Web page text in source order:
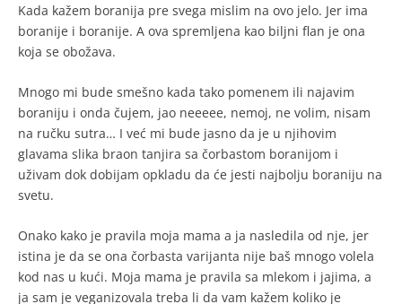
Kada kažem boranija pre svega mislim na ovo jelo. Jer ima
boranije i boranije. A ova spremljena kao biljni flan je ona
koja se obožava.
Mnogo mi bude smešno kada tako pomenem ili najavim
boraniju i onda čujem, jao neeeee, nemoj, ne volim, nisam
na ručku sutra… I već mi bude jasno da je u njihovim
glavama slika braon tanjira sa čorbastom boranijom i
uživam dok dobijam opkladu da će jesti najbolju boraniju na
svetu.
Onako kako je pravila moja mama a ja nasledila od nje, jer
istina je da se ona čorbasta varijanta nije baš mnogo volela
kod nas u kući. Moja mama je pravila sa mlekom i jajima, a
ja sam je veganizovala treba li da vam kažem koliko je